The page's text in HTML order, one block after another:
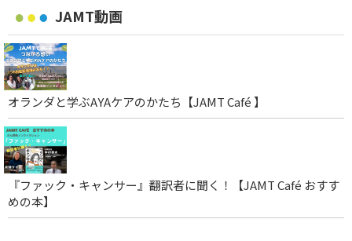
JAMT動画
オランダと学ぶAYAケアのかたち【JAMT Café 】
『ファック・キャンサー』翻訳者に聞く！【JAMT Café おすす
めの本】